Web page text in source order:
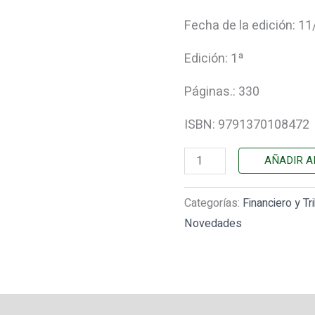
Fecha de la edición:
Edición: 1ª
Páginas.: 330
ISBN: 9791370108472
AÑADIR
Categorías: Financiero y
Novedades